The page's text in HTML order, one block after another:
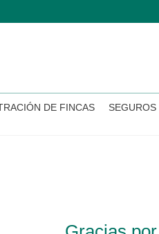
DE FINCAS SEGUROS